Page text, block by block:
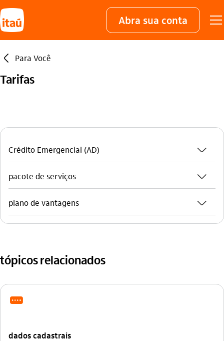
Abra sua conta
seta_esquerda Para Você
Tarifas
Crédito Emergencial (AD) seta_baixo
pacote de serviços seta_baixo
plano de vantagens seta_baixo
tópicos relacionados
icon-itaufonts_senha
dados cadastrais